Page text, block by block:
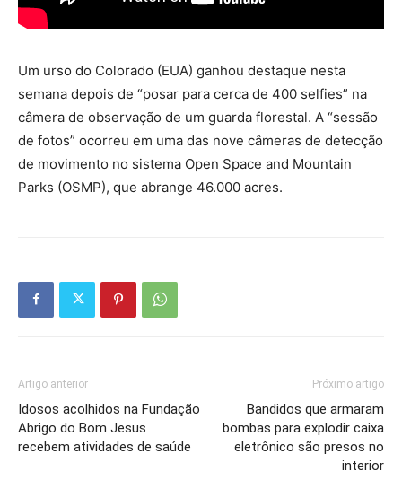
Um urso do Colorado (EUA) ganhou destaque nesta
semana depois de “posar para cerca de 400 selfies” na
câmera de observação de um guarda florestal. A “sessão
de fotos” ocorreu em uma das nove câmeras de detecção
de movimento no sistema Open Space and Mountain
Parks (OSMP), que abrange 46.000 acres.
Artigo anterior
Idosos acolhidos na Fundação
Abrigo do Bom Jesus
recebem atividades de saúde
Próximo artigo
Bandidos que armaram
bombas para explodir caixa
eletrônico são presos no
interior